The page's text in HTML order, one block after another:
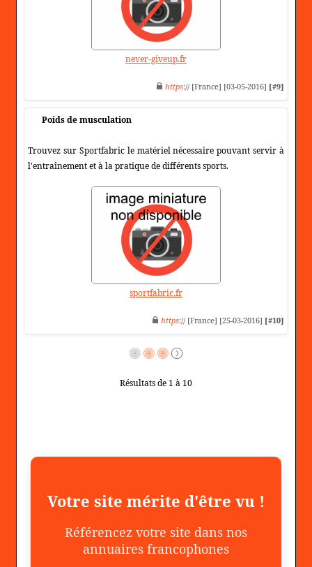
never-giveup.fr
https:// [France] [03-05-2016] [#9]
Poids de musculation
Trouvez sur Sportfabric le matériel nécessaire pouvant servir à
l'entraînement et à la pratique de différents sports.
sportfabric.fr
https:// [France] [25-03-2016] [#10]
Résultats de 1 à 10
Votre site mérite d'être vu !
Référencez votre site dans nos
annuaires francophones